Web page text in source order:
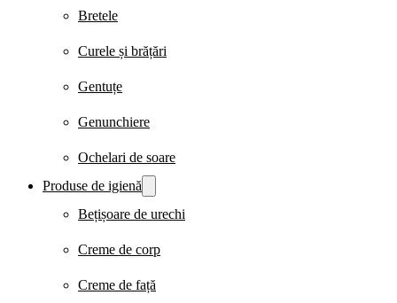
Bretele
Curele și brățări
Gentuțe
Genunchiere
Ochelari de soare
Produse de igienă
Bețișoare de urechi
Creme de corp
Creme de față